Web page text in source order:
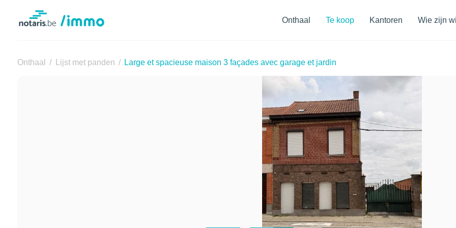
Notaris.be
Onthaal
Te koop Kantoren Wie zijn
Onthaal Lijst met panden Large et spacieuse maison 3 façades avec garage et jardin